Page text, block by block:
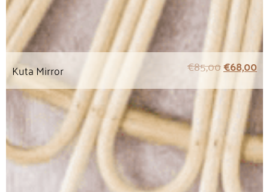
Kuta Mirror €85,00€68,00